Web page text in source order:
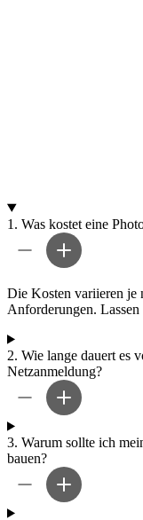
1. Was kostet eine
Die Kosten variieren je
Anforderungen.
2. Wie lange dauert es
Netzanmeldung?
3. Warum sollte ich
bauen?